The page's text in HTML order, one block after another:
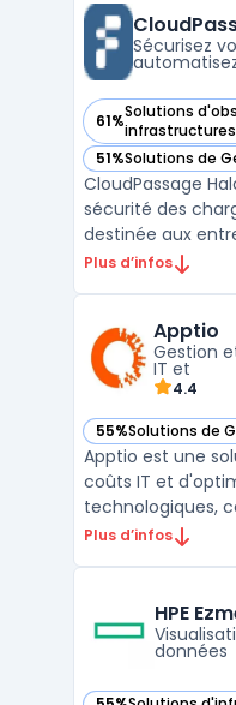
réunit bases de
avancée et ...
Sécurisez
61%Solutions
— voir
51%Solutions de
— voir
CloudPassage
sécurité des
destinée aux
serveurs virtuels
les exigences de
surveillance
Plus d’infos
Apptio
Gestion
IT et
4.4
55%Solutions de
— voir Apptio
Apptio est une
coûts IT et
technologiques,
entreprises à
Apptio offre une
dépenses IT en
Plus d’infos
HPE
données